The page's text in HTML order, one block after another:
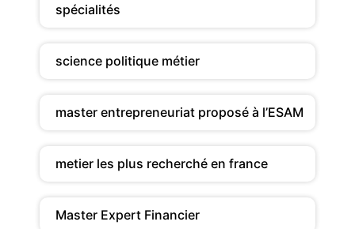
spécialités
science politique métier
master entrepreneuriat proposé à l’ESAM
metier les plus recherché en france
Master Expert Financier